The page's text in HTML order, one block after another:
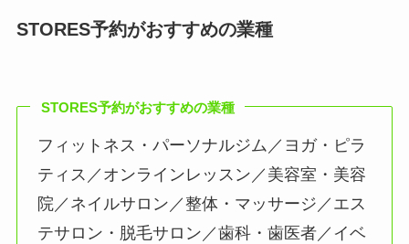
STORES予約がおすすめの業種
STORES予約がおすすめの業種
フィットネス・パーソナルジム／ヨガ・ピラ
ティス／オンラインレッスン／美容室・美容
院／ネイルサロン／整体・マッサージ／エス
テサロン・脱毛サロン／歯科・歯医者／イベ